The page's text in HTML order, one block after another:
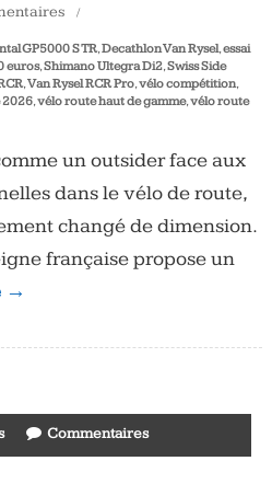
GP5000 S TR,Decathlon Van Rysel,essai
euros,Shimano Ultegra Di2,Swiss Side
,Van Rysel RCR Pro,vélo compétition,
2026,vélo route haut de gamme,vélo route
un outsider face aux
dans le vélo de route,
changé de dimension.
française propose un
→
Commentaires